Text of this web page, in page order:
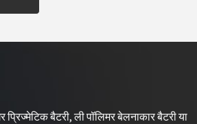
प्रिज्मेटिक बैटरी, ली पॉलिमर बेलनाकार बैटरी या